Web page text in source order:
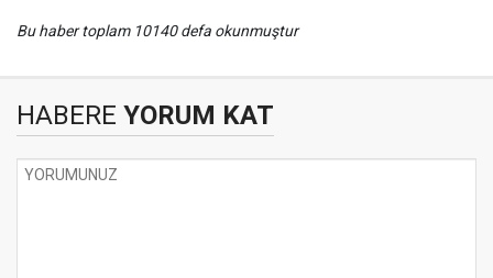
Bu haber toplam 10140 defa okunmuştur
HABERE YORUM KAT